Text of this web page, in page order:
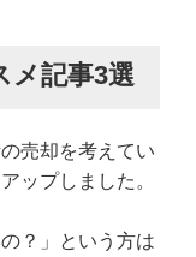
メ記事3選
売却を考えてい
ップしました。
？」という方は